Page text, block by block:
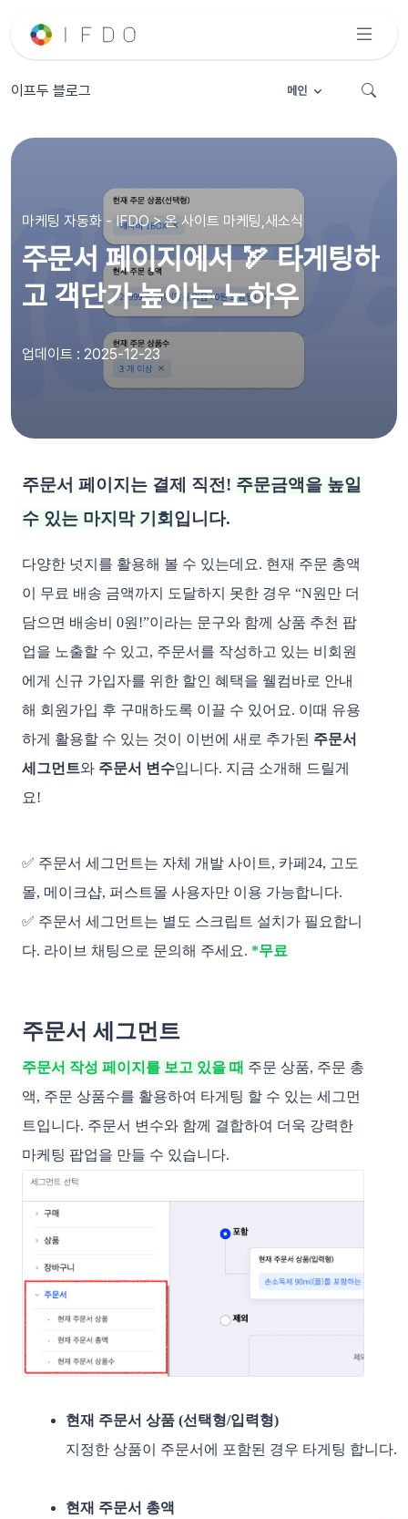
이프두 블로그 메인
마케팅 자동화 - IFDO > 온 사이트 마케팅,새소식
주문서 페이지에서 🏹 타게팅하
고 객단가 높이는 노하우
업데이트 : 2025-12-23
주문서 페이지는 결제 직전! 주문금액을 높일
수 있는 마지막 기회 입니다.
다양한 넛지를 활용해 볼 수 있는데요. 현재 주문 총액
이 무료 배송 금액까지 도달하지 못한 경우 “N원만 더
담으면 배송비 0원!”이라는 문구와 함께 상품 추천 팝
업을 노출할 수 있고, 주문서를 작성하고 있는 비회원
에게 신규 가입자를 위한 할인 혜택을 웰컴바로 안내
해 회원가입 후 구매하도록 이끌 수 있어요. 이때 유용
하게 활용할 수 있는 것이 이번에 새로 추가된 주문서
세그먼트와 주문서 변수입니다. 지금 소개해 드릴게
요!
✅ 주문서 세그먼트는 자체 개발 사이트, 카페24, 고도
몰, 메이크샵, 퍼스트몰 사용자만 이용 가능합니다.
✅ 주문서 세그먼트는 별도 스크립트 설치가 필요합니
다. 라이브 채팅으로 문의해 주세요. *무료
주문서 세그먼트
주문서 작성 페이지를 보고 있을 때 주문 상품, 주문 총
액, 주문 상품수를 활용하여 타게팅 할 수 있는 세그먼
트입니다. 주문서 변수와 함께 결합하여 더욱 강력한
마케팅 팝업을 만들 수 있습니다.
현재 주문서 상품 (선택형/입력형)
지정한 상품이 주문서에 포함된 경우 타게팅 합니다.
현재 주문서 총액